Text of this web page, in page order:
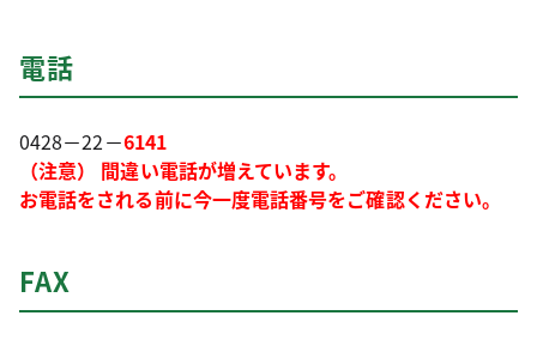
電話
0428－22－6141
（注意） 間違い電話が増えています。
お電話をされる前に今一度電話番号をご確認ください。
FAX